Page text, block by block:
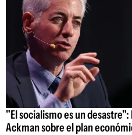
"El socialismo es un
Ackman sobre el plan